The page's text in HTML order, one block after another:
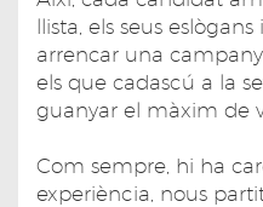
llista, els seus
arrencar una
els que cadascú a la
guanyar el màxim de
Com sempre, hi ha
experiència, nous